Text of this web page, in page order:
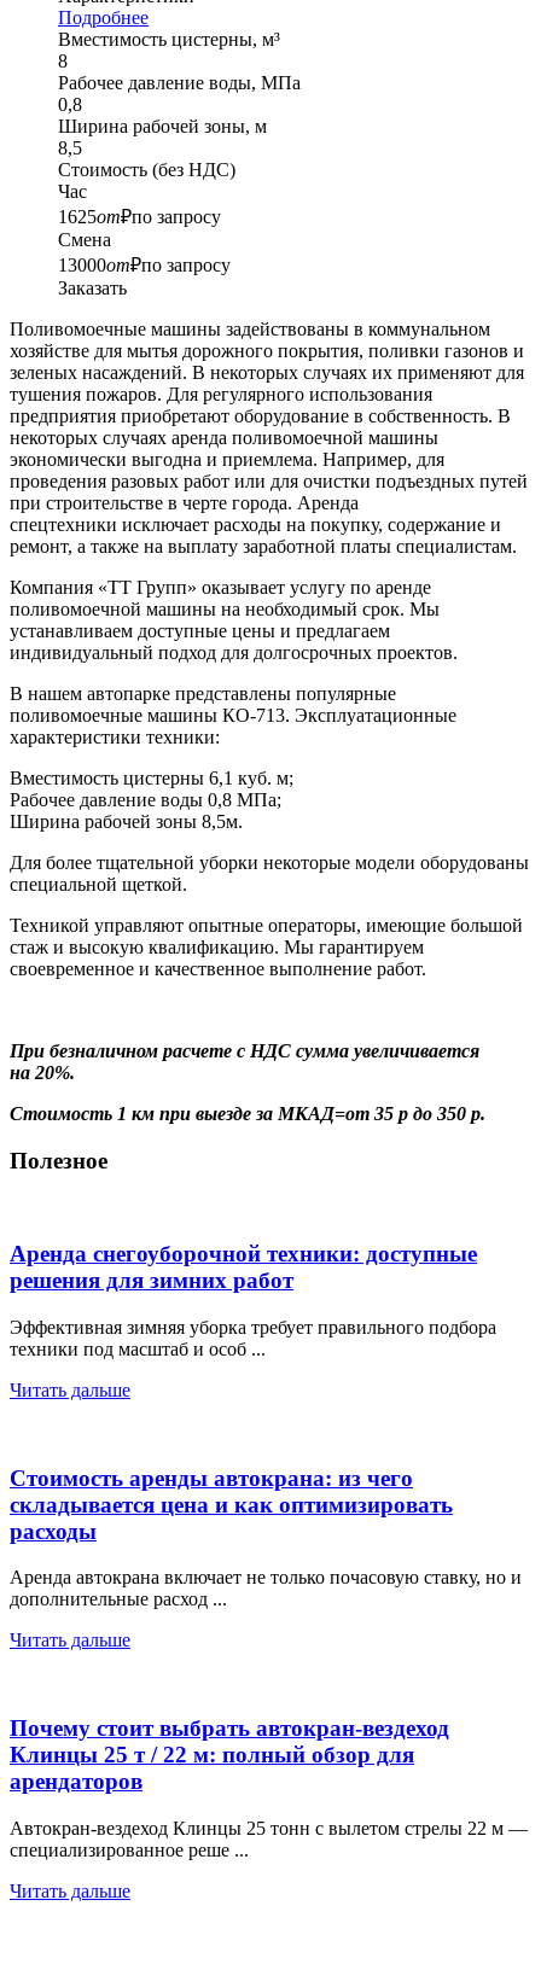
Подробнее
Вместимость цистерны, м³
8
Рабочее давление воды, МПа
0,8
Ширина рабочей зоны, м
8,5
Стоимость (без НДС)
Час
1625от₽по запросу
Смена
13000от₽по запросу
Заказать
Поливомоечные машины задействованы в коммунальном
хозяйстве для мытья дорожного покрытия, поливки газонов и
зеленых насаждений. В некоторых случаях их применяют для
тушения пожаров. Для регулярного использования
предприятия приобретают оборудование в собственность. В
некоторых случаях аренда поливомоечной машины
экономически выгодна и приемлема. Например, для
проведения разовых работ или для очистки подъездных путей
при строительстве в черте города. Аренда
спецтехники исключает расходы на покупку, содержание и
ремонт, а также на выплату заработной платы специалистам.
Компания «ТТ Групп» оказывает услугу по аренде
поливомоечной машины на необходимый срок. Мы
устанавливаем доступные цены и предлагаем
индивидуальный подход для долгосрочных проектов.
В нашем автопарке представлены популярные
поливомоечные машины КО-713. Эксплуатационные
характеристики техники:
Вместимость цистерны 6,1 куб. м;
Рабочее давление воды 0,8 МПа;
Ширина рабочей зоны 8,5м.
Для более тщательной уборки некоторые модели оборудованы
специальной щеткой.
Техникой управляют опытные операторы, имеющие большой
стаж и высокую квалификацию. Мы гарантируем
своевременное и качественное выполнение работ.
При безналичном расчете с НДС сумма увеличивается
на 20%.
Стоимость 1 км при выезде за МКАД=от 35 р до 350 р.
Полезное
Аренда снегоуборочной техники: доступные
решения для зимних работ
Эффективная зимняя уборка требует правильного подбора
техники под масштаб и особ ...
Читать дальше
Стоимость аренды автокрана: из чего
складывается цена и как оптимизировать
расходы
Аренда автокрана включает не только почасовую ставку, но и
дополнительные расход ...
Читать дальше
Почему стоит выбрать автокран-вездеход
Клинцы 25 т / 22 м: полный обзор для
арендаторов
Автокран-вездеход Клинцы 25 тонн с вылетом стрелы 22 м —
специализированное реше ...
Читать дальше